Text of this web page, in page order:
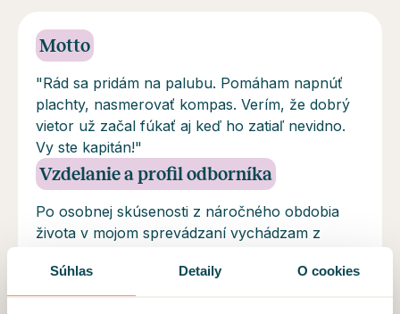
Súhlas Detaily O cookies
Motto
"Rád sa pridám na palubu. Pomáham napnúť
plachty, nasmerovať kompas. Verím, že dobrý
vietor už začal fúkať aj keď ho zatiaľ nevidno.
Vy ste kapitán!"
Vzdelanie a profil odborníka
Po osobnej skúsenosti z náročného obdobia
života v mojom sprevádzaní vychádzam z
prístup). Plávať v ťažkých životných obdobiach
na rozbúrenom mori môže byť náročné. Som